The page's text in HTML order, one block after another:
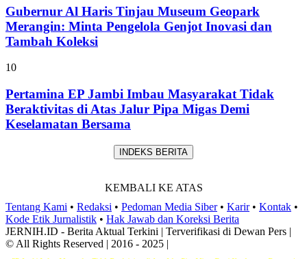
Gubernur Al Haris Tinjau Museum Geopark
Merangin: Minta Pengelola Genjot Inovasi dan
Tambah Koleksi
10
Pertamina EP Jambi Imbau Masyarakat Tidak
Beraktivitas di Atas Jalur Pipa Migas Demi
Keselamatan Bersama
INDEKS BERITA
KEMBALI KE ATAS
Tentang Kami • Redaksi • Pedoman Media Siber• Karir• Kontak •
Kode Etik Jurnalistik • Hak Jawab dan Koreksi Berita
JERNIH.ID - Berita Aktual Terkini | Terverifikasi di Dewan Pers |
© All Rights Reserved | 2016 - 2025 |